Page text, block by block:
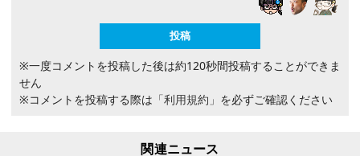
※一度コメントを投稿した後は約120秒間投稿することができま
せん
※コメントを投稿する際は 「利用規約」 を必ずご確認ください
関連ニュース